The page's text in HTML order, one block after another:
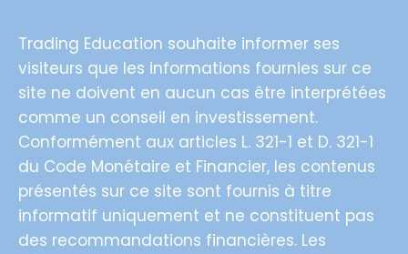
Trading Education souhaite informer ses
visiteurs que les informations fournies sur ce
site ne doivent en aucun cas être interprétées
comme un conseil en investissement.
Conformément aux articles L. 321-1 et D. 321-1
du Code Monétaire et Financier, les contenus
présentés sur ce site sont fournis à titre
informatif uniquement et ne constituent pas
des recommandations financières. Les